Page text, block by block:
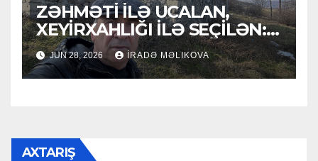
ZƏHMƏTİ İLƏ UCALAN,
XEYİRXAHLIĞI İLƏ SEÇİLƏN:
HACI RAMAZAN QULİYEV
JUN 28, 2026 İRADƏ MƏLIKOVA
AXTARIŞ